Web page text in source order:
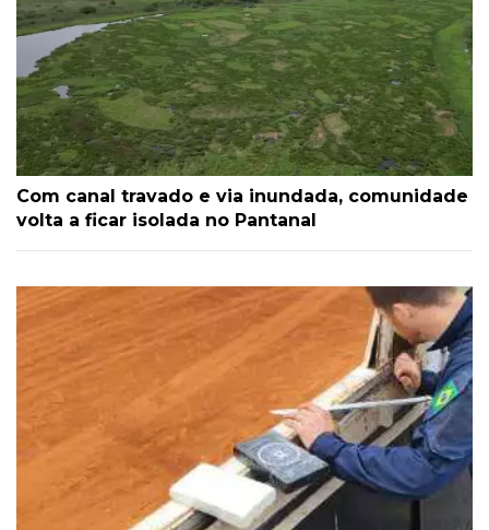
Com canal travado e via inundada, comunidade
volta a ficar isolada no Pantanal